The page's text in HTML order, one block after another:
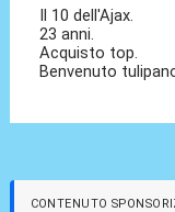
Il 10 dell'Ajax.
23 anni.
Acquisto top.
Benvenuto
CONTENUTO